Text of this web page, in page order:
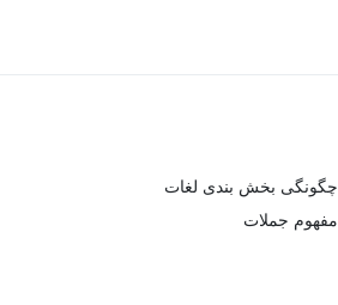
چگونگی بخش بندی لغات
مفهوم جملات